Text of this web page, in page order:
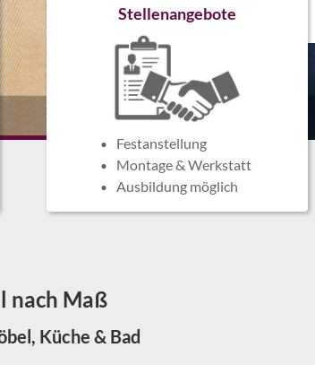
Stellenangebote
Festanstellung
Montage & Werkstatt
Ausbildung möglich
nach Maß
Küche & Bad